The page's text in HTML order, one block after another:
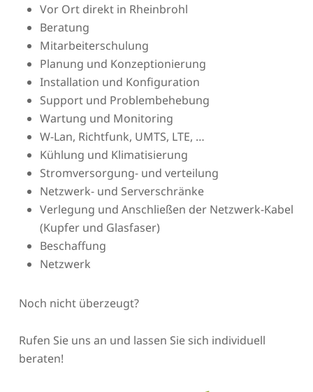
Vor Ort direkt in Rheinbrohl
Beratung
Mitarbeiterschulung
Planung und Konzeptionierung
Installation und Konfiguration
Support und Problembehebung
Wartung und Monitoring
W-Lan, Richtfunk, UMTS, LTE, …
Kühlung und Klimatisierung
Stromversorgung- und verteilung
Netzwerk- und Serverschränke
Verlegung und Anschließen der Netzwerk-Kabel
(Kupfer und Glasfaser)
Beschaffung
Netzwerk
Noch nicht überzeugt?
Rufen Sie uns an und lassen Sie sich individuell
beraten!